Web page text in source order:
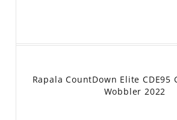
Rapala CountDown Elite CDE95
Wobbler 2022